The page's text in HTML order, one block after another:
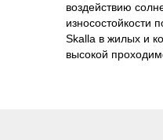
воздействию
износостойкости
Skalla в жилых и
высокой